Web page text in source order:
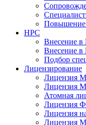
Повышение
НРС
Внесение
Внесение
Подбор
Лицензирование
Лицензия
Лицензия
Атомная
Лицензия
Лицензия
Лицензия